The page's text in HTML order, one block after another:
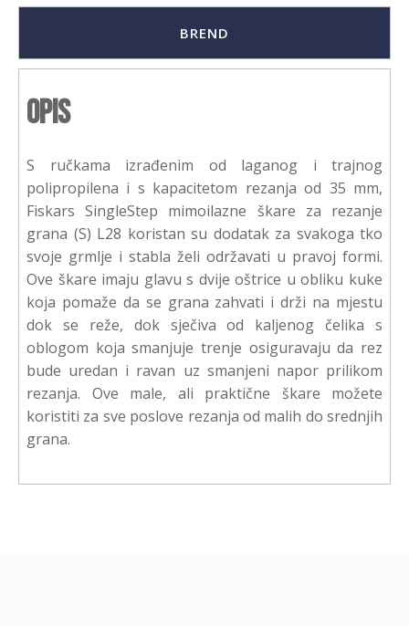
BREND
Opis
S ručkama izrađenim od laganog i trajnog
polipropilena i s kapacitetom rezanja od 35 mm,
Fiskars SingleStep mimoilazne škare za rezanje
grana (S) L28 koristan su dodatak za svakoga tko
svoje grmlje i stabla želi održavati u pravoj formi.
Ove škare imaju glavu s dvije oštrice u obliku kuke
koja pomaže da se grana zahvati i drži na mjestu
dok se reže, dok sječiva od kaljenog čelika s
oblogom koja smanjuje trenje osiguravaju da rez
bude uredan i ravan uz smanjeni napor prilikom
rezanja. Ove male, ali praktične škare možete
koristiti za sve poslove rezanja od malih do srednjih
grana.